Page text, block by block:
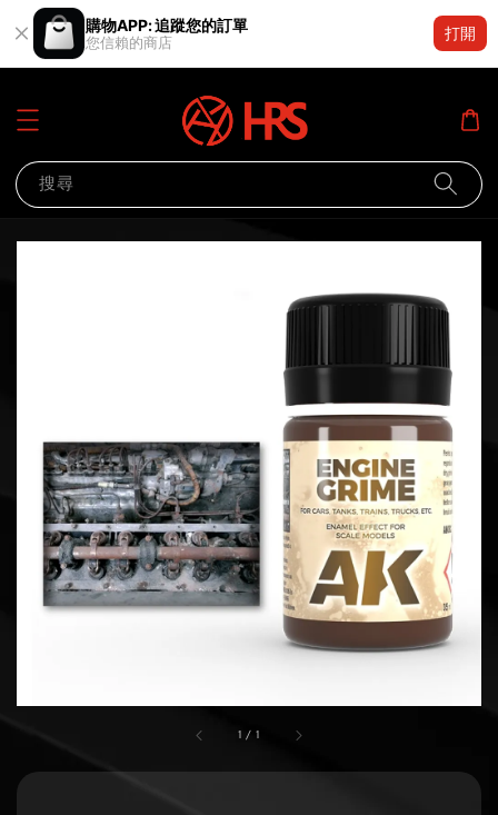
購物APP: 追蹤您的訂單
您信賴的商店
打開
搜尋
1 / 1